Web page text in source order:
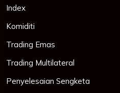
Index
Komiditi
Trading Emas
Trading Multilateral
Penyelesaian Sengketa